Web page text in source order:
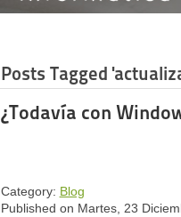
Posts Tagged
¿Todavía con
Category: Blog
Published on Martes, 23